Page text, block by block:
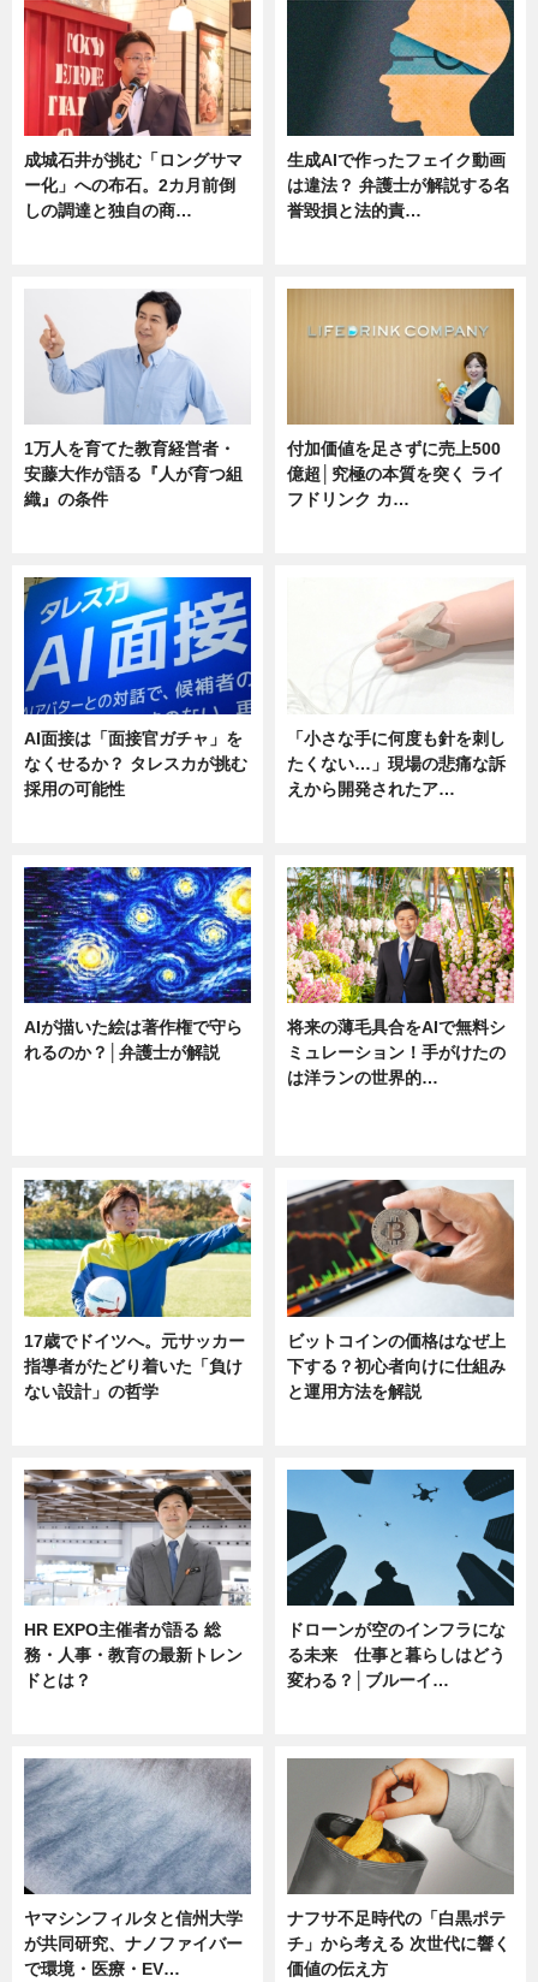
成城石井が挑む「ロングサマ
ー化」への布石。2カ月前倒
しの調達と独自の商…
生成AIで作ったフェイク動画
は違法？ 弁護士が解説する名
誉毀損と法的責…
1万人を育てた教育経営者・
安藤大作が語る『人が育つ組
織』の条件
付加価値を足さずに売上500
億超│究極の本質を突く ライ
フドリンク カ…
AI面接は「面接官ガチャ」を
なくせるか？ タレスカが挑む
採用の可能性
「小さな手に何度も針を刺し
たくない…」現場の悲痛な訴
えから開発されたア…
AIが描いた絵は著作権で守ら
れるのか？│弁護士が解説
将来の薄毛具合をAIで無料シ
ミュレーション！手がけたの
は洋ランの世界的…
17歳でドイツへ。元サッカー
指導者がたどり着いた「負け
ない設計」の哲学
ビットコインの価格はなぜ上
下する？初心者向けに仕組み
と運用方法を解説
HR EXPO主催者が語る 総
務・人事・教育の最新トレン
ドとは？
ドローンが空のインフラにな
る未来 仕事と暮らしはどう
変わる？│ブルーイ…
ヤマシンフィルタと信州大学
が共同研究、ナノファイバー
で環境・医療・EV…
ナフサ不足時代の「白黒ポテ
チ」から考える 次世代に響く
価値の伝え方